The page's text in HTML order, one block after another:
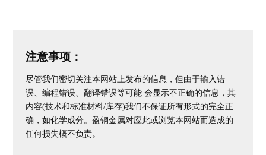
注意事项：
尽管我们密切关注本网站上发布的信息，但由于输入错
误、编程错误、翻译错误等可能 会显示不正确的信息，其
内容(技术和标准材料/库存)我们不保证所有形式的完全正
确，如化学成分。盈钢金属对应此或浏览本网站而造成的
任何损失概不负责。